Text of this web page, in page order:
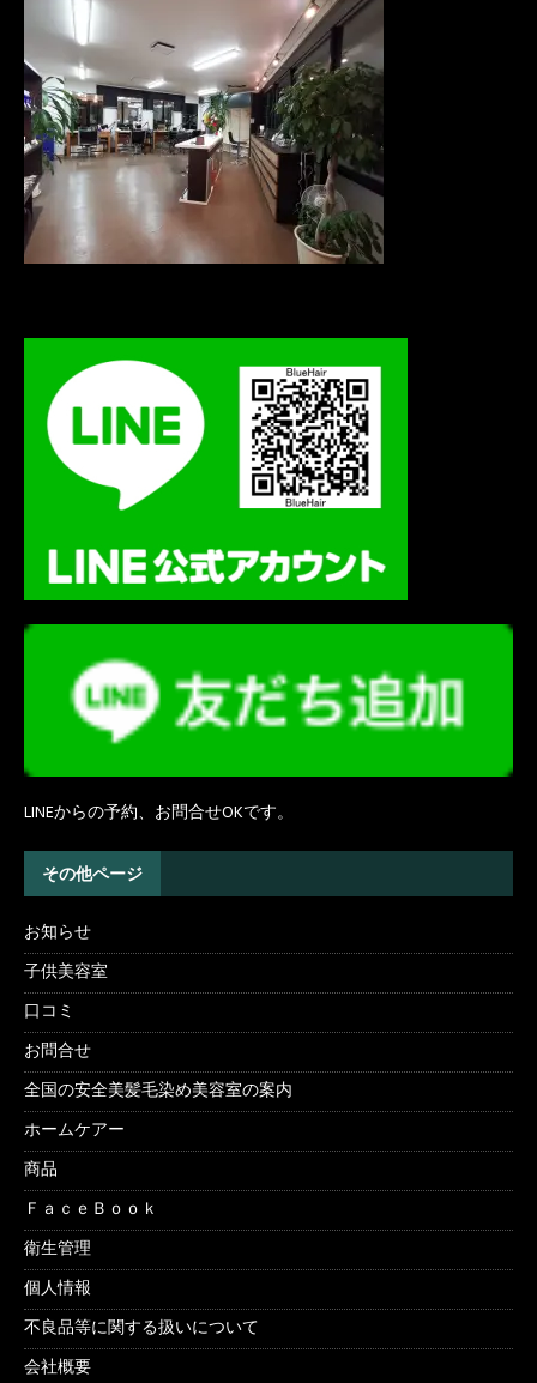
LINEからの予約、お問合せOKです。
その他ページ
お知らせ
子供美容室
口コミ
お問合せ
全国の安全美髪毛染め美容室の案内
ホームケアー
商品
ＦａｃｅＢｏｏｋ
衛生管理
個人情報
不良品等に関する扱いについて
会社概要